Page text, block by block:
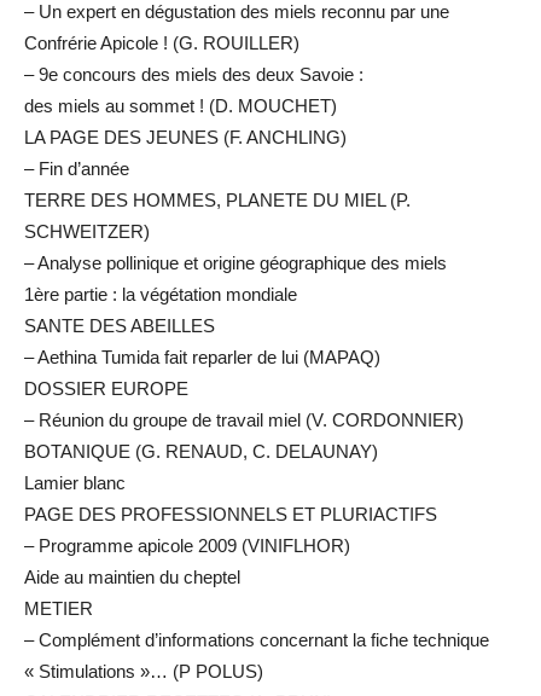
– Un expert en dégustation des miels reconnu par une
Confrérie Apicole ! (G. ROUILLER)
– 9e concours des miels des deux Savoie :
des miels au sommet ! (D. MOUCHET)
LA PAGE DES JEUNES (F. ANCHLING)
– Fin d’année
TERRE DES HOMMES, PLANETE DU MIEL (P.
SCHWEITZER)
– Analyse pollinique et origine géographique des miels
1ère partie : la végétation mondiale
SANTE DES ABEILLES
– Aethina Tumida fait reparler de lui (MAPAQ)
DOSSIER EUROPE
– Réunion du groupe de travail miel (V. CORDONNIER)
BOTANIQUE (G. RENAUD, C. DELAUNAY)
Lamier blanc
PAGE DES PROFESSIONNELS ET PLURIACTIFS
– Programme apicole 2009 (VINIFLHOR)
Aide au maintien du cheptel
METIER
– Complément d’informations concernant la fiche technique
« Stimulations »… (P POLUS)